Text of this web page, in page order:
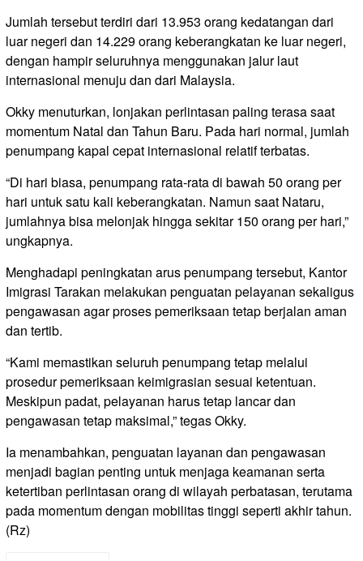
Jumlah tersebut terdiri dari 13.953 orang kedatangan dari
luar negeri dan 14.229 orang keberangkatan ke luar negeri,
dengan hampir seluruhnya menggunakan jalur laut
internasional menuju dan dari Malaysia.
Okky menuturkan, lonjakan perlintasan paling terasa saat
momentum Natal dan Tahun Baru. Pada hari normal, jumlah
penumpang kapal cepat internasional relatif terbatas.
“Di hari biasa, penumpang rata-rata di bawah 50 orang per
hari untuk satu kali keberangkatan. Namun saat Nataru,
jumlahnya bisa melonjak hingga sekitar 150 orang per hari,”
ungkapnya.
Menghadapi peningkatan arus penumpang tersebut, Kantor
Imigrasi Tarakan melakukan penguatan pelayanan sekaligus
pengawasan agar proses pemeriksaan tetap berjalan aman
dan tertib.
“Kami memastikan seluruh penumpang tetap melalui
prosedur pemeriksaan keimigrasian sesuai ketentuan.
Meskipun padat, pelayanan harus tetap lancar dan
pengawasan tetap maksimal,” tegas Okky.
Ia menambahkan, penguatan layanan dan pengawasan
menjadi bagian penting untuk menjaga keamanan serta
ketertiban perlintasan orang di wilayah perbatasan, terutama
pada momentum dengan mobilitas tinggi seperti akhir tahun.
(Rz)